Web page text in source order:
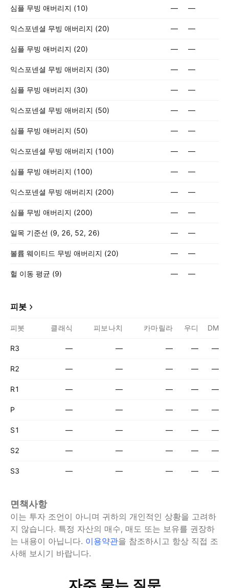
심플 무빙 애버리지 (10) — —
익스포넨셜 무빙 애버리지 (20) — —
심플 무빙 애버리지 (20) — —
익스포넨셜 무빙 애버리지 (30) — —
심플 무빙 애버리지 (30) — —
익스포넨셜 무빙 애버리지 (50) — —
심플 무빙 애버리지 (50) — —
익스포넨셜 무빙 애버리지 (100) — —
심플 무빙 애버리지 (100) — —
익스포넨셜 무빙 애버리지 (200) — —
심플 무빙 애버리지 (200) — —
일목 기준선 (9, 26, 52, 26) — —
볼륨 웨이티드 무빙 애버리지 (20) — —
헐 이동 평균 (9) — —
피봇
피봇 클래식 피보나치 카마릴라 우디 DM
R3 — — — — —
R2 — — — — —
R1 — — — — —
P — — — — —
S1 — — — — —
S2 — — — — —
S3 — — — — —
면책사항
이는 투자 조언이 아니며 귀하의 개인적인 상황을 고려하
지 않습니다. 특정 자산의 매수, 매도 또는 보유를 권장하
는 내용이 아닙니다. 이용약관을 참조하시고 항상 직접 조
사해 보시기 바랍니다.